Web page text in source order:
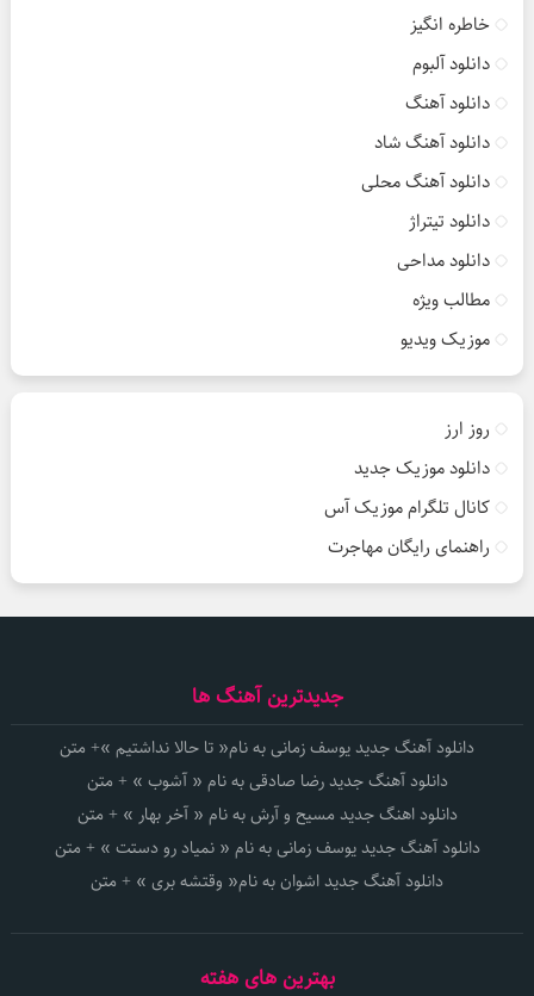
خاطره انگیز
دانلود آلبوم
دانلود آهنگ
دانلود آهنگ شاد
دانلود آهنگ محلی
دانلود تیتراژ
دانلود مداحی
مطالب ویژه
موزیک ویدیو
روز ارز
دانلود موزیک جدید
کانال تلگرام موزیک آس
راهنمای رایگان مهاجرت
جدیدترین آهنگ ها
دانلود آهنگ جدید یوسف زمانی به نام« تا حالا نداشتیم »+ متن
دانلود آهنگ جدید رضا صادقی به نام « آشوب » + متن
دانلود اهنگ جدید مسیح و آرش به نام « آخر بهار » + متن
دانلود آهنگ جدید یوسف زمانی به نام « نمیاد رو دستت » + متن
دانلود آهنگ جدید اشوان به نام« وقتشه بری » + متن
بهترین های هفته